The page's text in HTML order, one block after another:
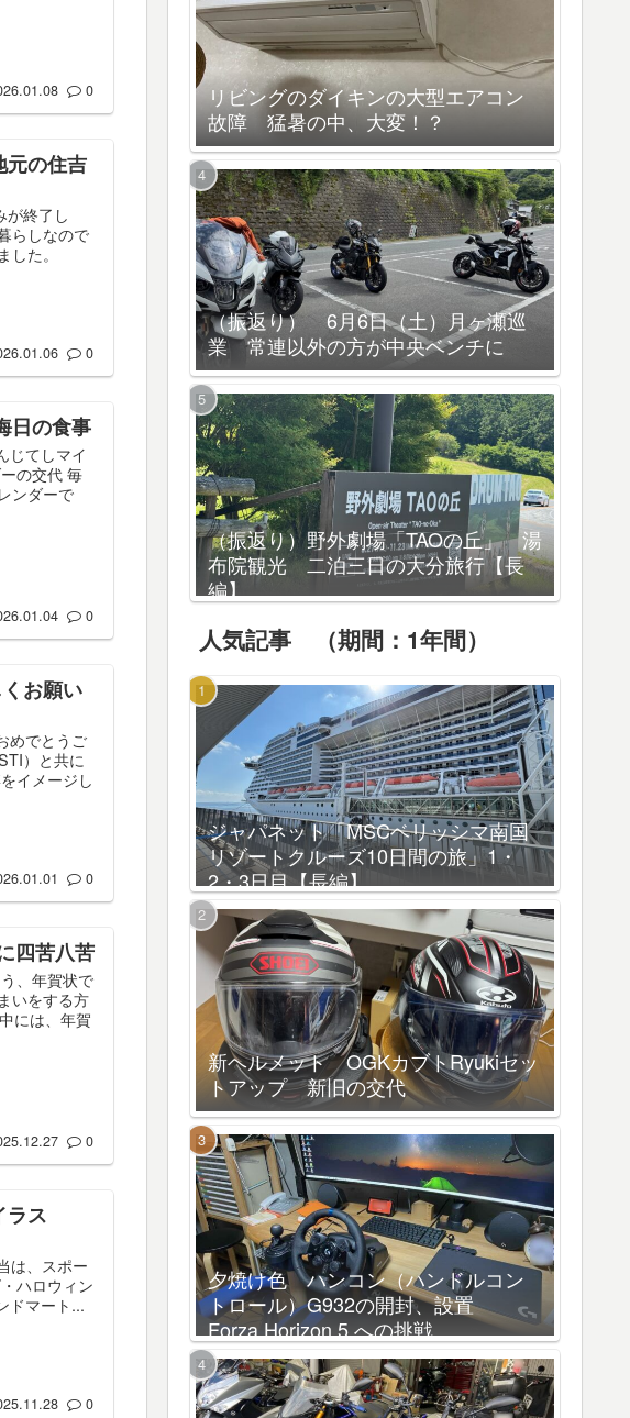
0
の住吉
が終了し
らしなので
た。
0
日の食事
じてしマイ
の交代 毎
ンダーで
0
お願い
めでとうご
）と共に
イメージし
0
四苦八苦
、年賀状で
いをする方
には、年賀
0
ス
は、スポー
ハロウィン
ドマート...
0
リビングのダイキンの大型エアコン
故障 猛暑の中、大変！？
（振返り） 6月6日（土）月ヶ瀬巡
業 常連以外の方が中央ベンチに
（振返り）野外劇場「TAOの丘」 湯
布院観光 二泊三日の大分旅行【長
編】
人気記事 （期間：1年間）
ジャパネット「MSCベリッシマ南国
リゾートクルーズ10日間の旅」1・
2・3日目【長編】
新ヘルメット OGKカブトRyukiセッ
トアップ 新旧の交代
夕焼け色 ハンコン（ハンドルコン
トロール）G932の開封、設置
Forza Horizon 5 への挑戦